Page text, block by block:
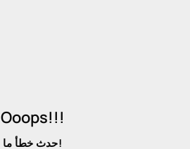
Ooops!!!
حدث خطأ ما!